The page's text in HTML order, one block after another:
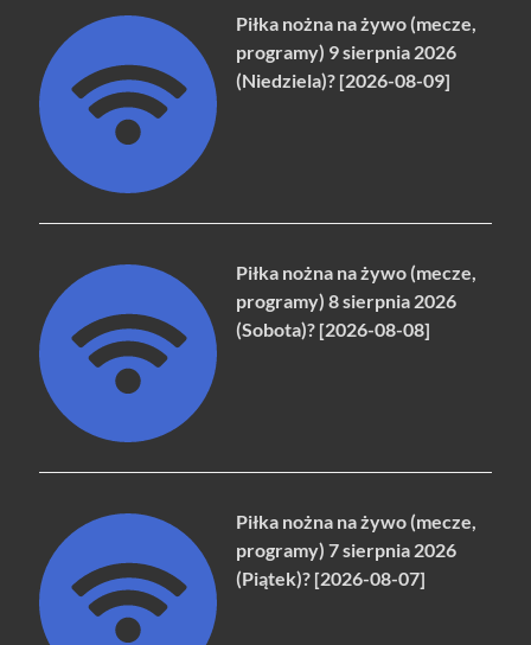
Piłka nożna na żywo (mecze,
programy) 9 sierpnia 2026
(Niedziela)? [2026-08-09]
Piłka nożna na żywo (mecze,
programy) 8 sierpnia 2026
(Sobota)? [2026-08-08]
Piłka nożna na żywo (mecze,
programy) 7 sierpnia 2026
(Piątek)? [2026-08-07]